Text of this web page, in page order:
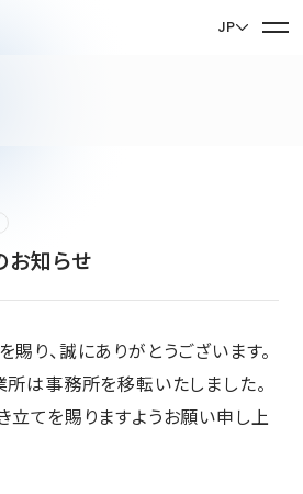
JP
事業
知らせ
り、誠にありがとうございます。
は事務所を移転いたしました。
立てを賜りますようお願い申し上